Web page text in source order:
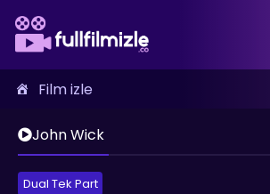
Film izle
John Wick
Dual Tek Part